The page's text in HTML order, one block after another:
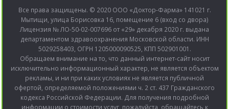
Все права защищены. © 2020 ООО «Доктор-Фарма» 141021 г.
Мытищи, улица Борисовка 16, помещение 6 (вход со двора)
Лицензия № ЛО-50-02-007696 от «29» декабря 2020 г. выдана
департаментом здравоохранения Московской области. ИНН
5029258403, ОГРН 1205000090525, КПП 502901001.
Обращаем внимание на то, что данный интернет-сайт носит
исключительно информационный характер, не является объектом
рекламы, и ни при каких условиях не является публичной
офертой, определяемой положениями ч. 2 ст. 437 Гражданского
кодекса Российской Федерации. Для получения подробной
информации о стоимости услуг, пожалуйста, обращайтесь к